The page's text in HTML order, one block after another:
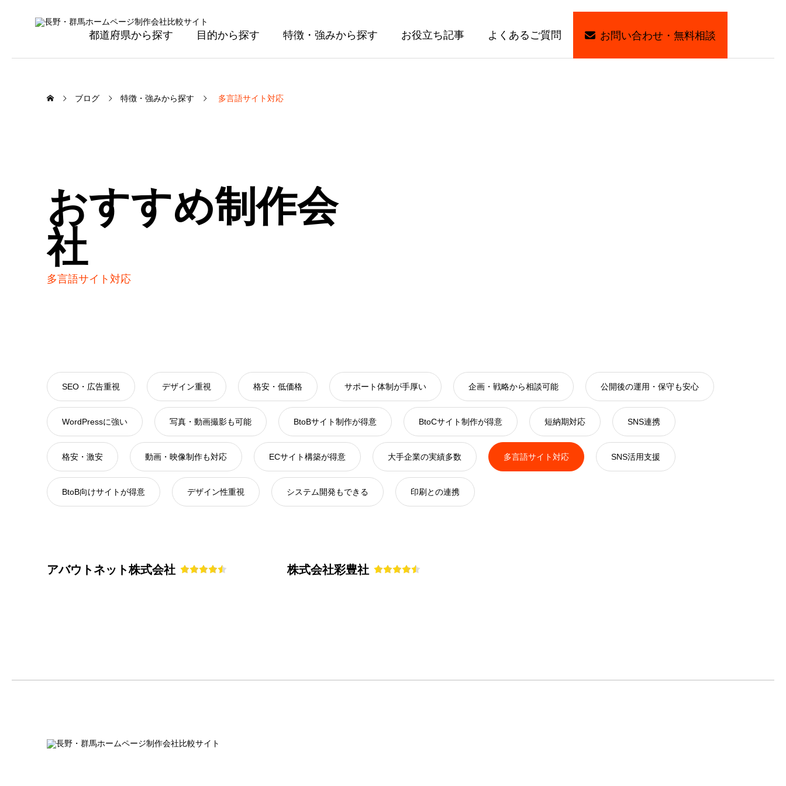
都道府県から探す 目的から探す 特徴・強みから探す お役立ち記事 よくあるご質問 お問い合わせ・無料相談
ブログ 特徴・強みから探す 多言語サイト対応
おすすめ制作会
社
多言語サイト対応
SEO・広告重視 デザイン重視 格安・低価格 サポート体制が手厚い 企画・戦略から相談可能 公開後の運用・保守も安心
WordPressに強い 写真・動画撮影も可能 BtoBサイト制作が得意 BtoCサイト制作が得意 短納期対応 SNS連携
格安・激安 動画・映像制作も対応 ECサイト構築が得意 大手企業の実績多数 多言語サイト対応 SNS活用支援
BtoB向けサイトが得意 デザイン性重視 システム開発もできる 印刷との連携
アバウトネット株式会社 株式会社彩豊社